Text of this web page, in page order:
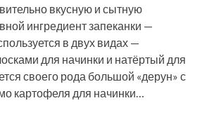
вкусную и сытную
ингредиент запеканки —
в двух видах —
для начинки и натёртый для
своего рода большой «дерун» с
картофеля для начинки…